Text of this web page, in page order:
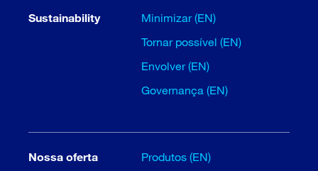
Sustainability
Minimizar (EN)
Tornar possível (EN)
Envolver (EN)
Governança (EN)
Nossa oferta
Produtos (EN)